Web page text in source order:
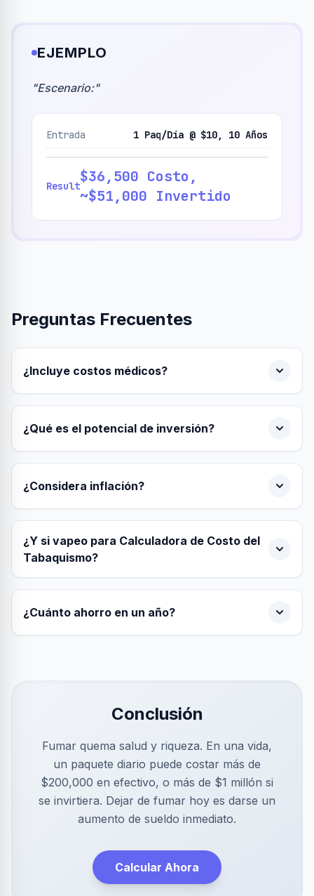
EJEMPLO
"Escenario:"
Entrada 1 Paq/Día @ $10, 10 Años
Result
$36,500 Costo,
~$51,000 Invertido
Preguntas Frecuentes
¿Incluye costos médicos?
¿Qué es el potencial de inversión?
¿Considera inflación?
¿Y si vapeo para Calculadora de Costo del
Tabaquismo?
¿Cuánto ahorro en un año?
Conclusión
Fumar quema salud y riqueza. En una vida,
un paquete diario puede costar más de
$200,000 en efectivo, o más de $1 millón si
se invirtiera. Dejar de fumar hoy es darse un
aumento de sueldo inmediato.
Calcular Ahora